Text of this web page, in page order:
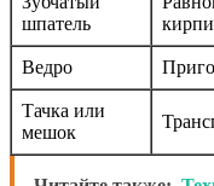
шпатель
Ведро
Тачка или
мешок